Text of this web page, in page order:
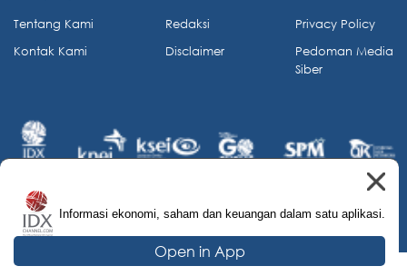
Informasi ekonomi, saham dan keuangan dalam satu aplikasi.
Open in App
Tentang Kami
Kontak Kami
Redaksi
Disclaimer
Privacy Policy
Pedoman Media
Siber
© 2026 IDX Channel. All Rights Reserved.